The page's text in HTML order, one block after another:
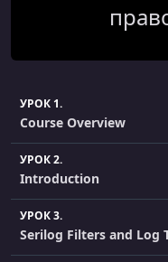
УРОК 1.
Course Overview
УРОК 2.
Introduction
УРОК 3.
Serilog Filters and Log